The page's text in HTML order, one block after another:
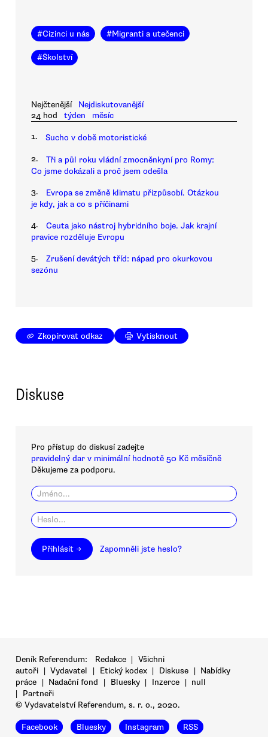
#Cizinci u nás #Migranti a utečenci
#Školství
Nejčtenější
Nejdiskutovanější
24 hod
týden měsíc
1. Sucho v době motoristické
2.
Tři a půl roku vládní zmocněnkyní pro Romy:
Co jsme dokázali a proč jsem odešla
3.
Evropa se změně klimatu přizpůsobí. Otázkou
je kdy, jak a co s příčinami
4.
Ceuta jako nástroj hybridního boje. Jak krajní
pravice rozděluje Evropu
5.
Zrušení devátých tříd: nápad pro okurkovou
sezónu
Zkopírovat odkaz Vytisknout
Diskuse
Pro přístup do diskusí zadejte
pravidelný dar v minimální hodnotě 50 Kč měsíčně
Děkujeme za podporu.
Přihlásit → Zapomněli jste heslo?
Deník Referendum: Redakce | Všichni
autoři | Vydavatel | Etický kodex | Diskuse | Nabídky
práce | Nadační fond | Bluesky | Inzerce | null
|
Partneři
© Vydavatelství Referendum, s. r. o., 2020.
Facebook Bluesky Instagram RSS